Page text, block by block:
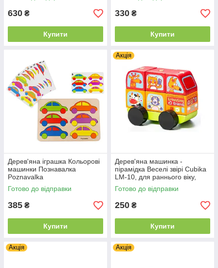
630 ₴
Купити
330 ₴
Купити
Дерев'яна іграшка Кольорові
машинки Познавалка
Poznavalka
Готово до відправки
385 ₴
Купити
Акція
Дерев'яна машинка -
пірамідка Веселі звірі Cubika
LM-10, для раннього віку,
матеріал - дерево
Готово до відправки
250 ₴
Купити
Акція Акція